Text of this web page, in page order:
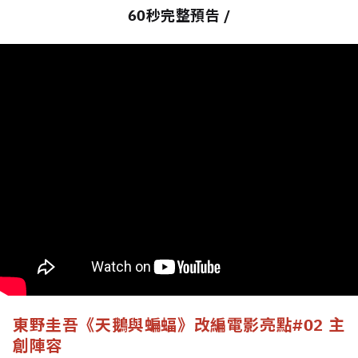
60秒完整預告 /
東野圭吾《天鵝與蝙蝠》改編電影亮點#02 主
創陣容